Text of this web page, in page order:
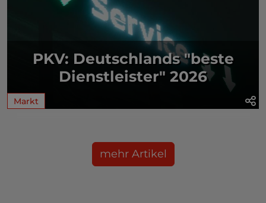
PKV: Deutschlands "beste
Dienstleister" 2026
Markt
mehr Artikel